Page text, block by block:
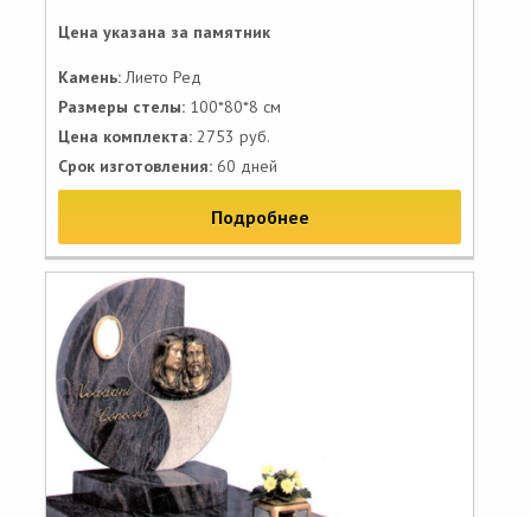
Цена указана за памятник
Камень:Лието Ред
Размеры стелы: 100*80*8 см
Цена комплекта: 2753 руб.
Срок изготовления: 60 дней
Подробнее